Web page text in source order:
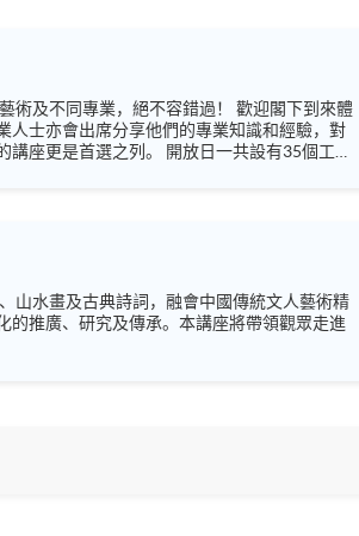
人士亦會出席分享他們的專業知識和經驗，對
放日一共設有35個工作
山水畫及古典詩詞，融會中國傳統文人藝術精
的推廣、研究及傳承。本講座將帶領觀眾走進